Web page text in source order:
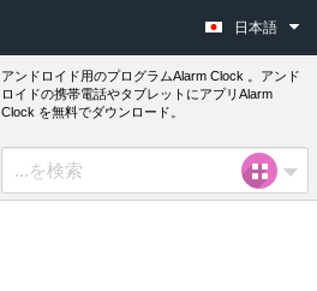
日本語
アンドロイド用のプログラムAlarm Clock 。アンド
ロイドの携帯電話やタブレットにアプリAlarm
Clock を無料でダウンロード。